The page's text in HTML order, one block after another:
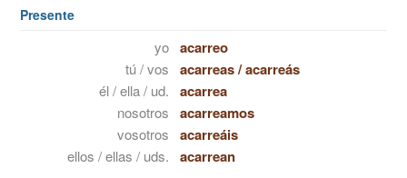
Presente
yo acarreo
tú / vos acarreas/acarreás
él / ella / ud. acarrea
nosotros acarreamos
vosotros acarreáis
ellos / ellas / uds. acarrean